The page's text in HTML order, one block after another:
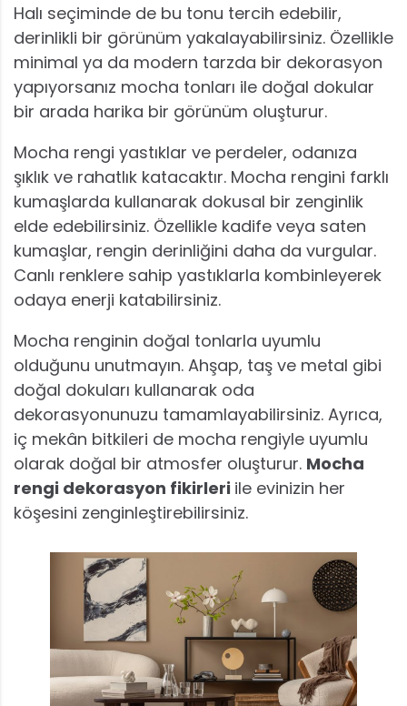
Halı seçiminde de bu tonu tercih edebilir,
derinlikli bir görünüm yakalayabilirsiniz. Özellikle
minimal ya da modern tarzda bir dekorasyon
yapıyorsanız mocha tonları ile doğal dokular
bir arada harika bir görünüm oluşturur.
Mocha rengi yastıklar ve perdeler, odanıza
şıklık ve rahatlık katacaktır. Mocha rengini farklı
kumaşlarda kullanarak dokusal bir zenginlik
elde edebilirsiniz. Özellikle kadife veya saten
kumaşlar, rengin derinliğini daha da vurgular.
Canlı renklere sahip yastıklarla kombinleyerek
odaya enerji katabilirsiniz.
Mocha renginin doğal tonlarla uyumlu
olduğunu unutmayın. Ahşap, taş ve metal gibi
doğal dokuları kullanarak oda
dekorasyonunuzu tamamlayabilirsiniz. Ayrıca,
iç mekân bitkileri de mocha rengiyle uyumlu
olarak doğal bir atmosfer oluşturur. Mocha
rengi dekorasyon fikirleri ile evinizin her
köşesini zenginleştirebilirsiniz.